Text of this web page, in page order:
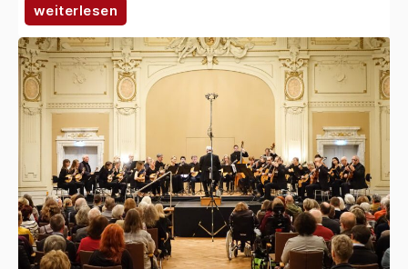
weiterlesen
das
waren
die
kirchenkonzerte
2025